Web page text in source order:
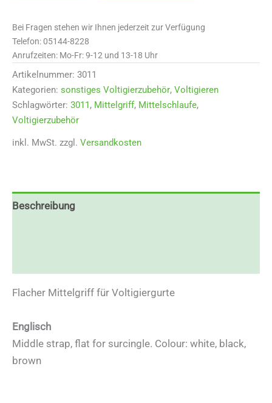
Bei Fragen stehen wir Ihnen jederzeit zur Verfügung
Telefon: 05144-8228
Anrufzeiten: Mo-Fr: 9-12 und 13-18 Uhr
Artikelnummer: 3011
Kategorien: sonstiges Voltigierzubehör, Voltigieren
Schlagwörter: 3011, Mittelgriff, Mittelschlaufe,
Voltigierzubehör
inkl. MwSt. zzgl. Versandkosten
Beschreibung
Flacher Mittelgriff für Voltigiergurte
Englisch
Middle strap, flat for surcingle. Colour: white, black,
brown